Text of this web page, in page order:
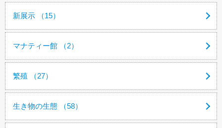
新展示 （15）
マナティー館 （2）
繁殖 （27）
生き物の生態 （58）